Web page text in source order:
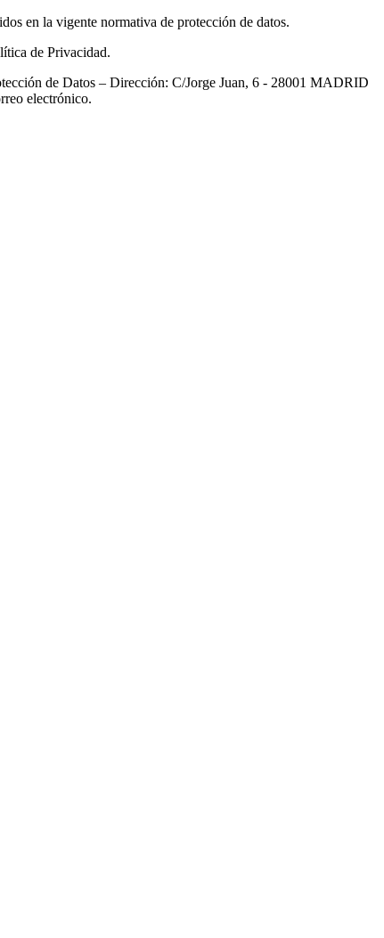
en la vigente normativa de protección de datos.
de Privacidad.
de Datos – Dirección: C/Jorge Juan, 6 - 28001 MADRID
electrónico.